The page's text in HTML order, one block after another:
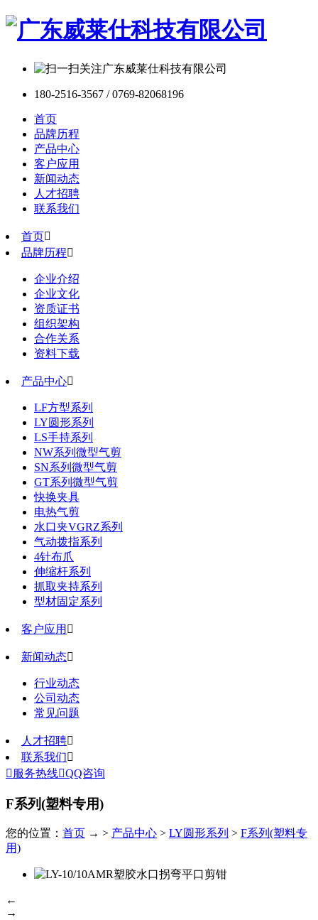
180-2516-3567 / 0769-82068196
首页
品牌历程
产品中心
客户应用
新闻动态
人才招聘
联系我们
首页
品牌历程
企业介绍
企业文化
资质证书
组织架构
合作关系
资料下载
产品中心
LF方型系列
LY圆形系列
LS手持系列
NW系列微型气剪
SN系列微型气剪
GT系列微型气剪
快换夹具
电热气剪
水口夹VGRZ系列
气动拨指系列
4针布爪
伸缩杆系列
抓取夹持系列
型材固定系列
客户应用 
新闻动态
行业动态
公司动态
常见问题
人才招聘
联系我们
 服务热线QQ咨询
F系列(塑料专用)
您的位置： 首页 → > 产品中心 > LY圆形系列 > F系列(塑料专
用)
←
→